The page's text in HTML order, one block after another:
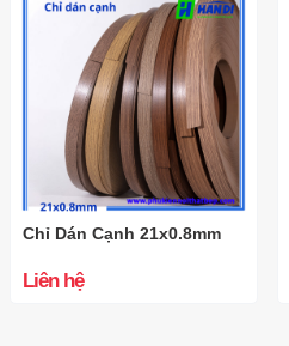
Chỉ Dán Cạnh 21x0.8mm
Liên hệ